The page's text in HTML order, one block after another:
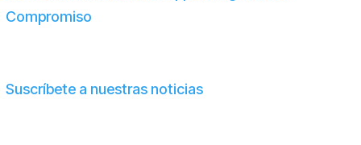
Compromiso
Suscríbete a nuestras noticias